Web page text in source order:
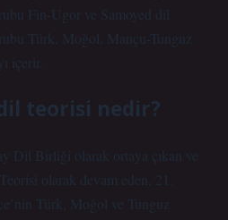
Fin-Ugor ve Samoyed dil
Türk, Moğol, Mançu-Tunguz
içerir.
teorisi nedir?
Dil Birliği olarak ortaya çıkan ve
olarak devam eden, 21.
Türk, Moğol ve Tunguz